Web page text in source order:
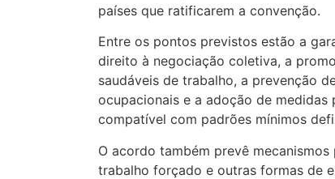
países que ratificarem a convenção.
Entre os pontos previstos estão a
direito à negociação coletiva, a
saudáveis de trabalho, a prevenção
ocupacionais e a adoção de medidas
compatível com padrões mínimos
O acordo também prevê
trabalho forçado e outras formas de